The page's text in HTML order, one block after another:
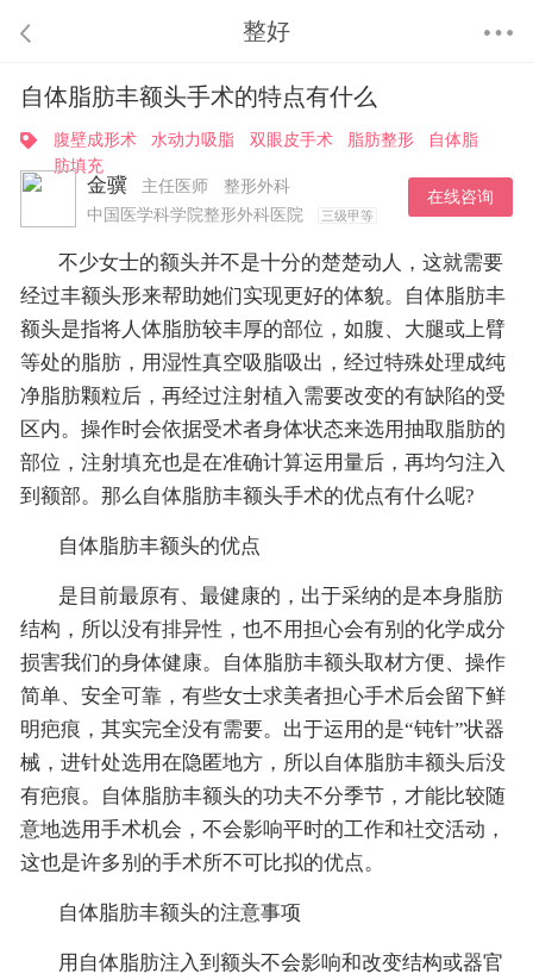
整好
自体脂肪丰额头手术的特点有什么
腹壁成形术 水动力吸脂 双眼皮手术 脂肪整形
自体脂
肪填充
金骥 主任医师
整形外科
中国医学科学院整形外科医院
三级甲等
在线咨询
不少女士的额头并不是十分的楚楚动人，这就需要
经过丰额头形来帮助她们实现更好的体貌。自体脂肪丰
额头是指将人体脂肪较丰厚的部位，如腹、大腿或上臂
等处的脂肪，用湿性真空吸脂吸出，经过特殊处理成纯
净脂肪颗粒后，再经过注射植入需要改变的有缺陷的受
区内。操作时会依据受术者身体状态来选用抽取脂肪的
部位，注射填充也是在准确计算运用量后，再均匀注入
到额部。那么自体脂肪丰额头手术的优点有什么呢?
自体脂肪丰额头的优点
是目前最原有、最健康的，出于采纳的是本身脂肪
结构，所以没有排异性，也不用担心会有别的化学成分
损害我们的身体健康。自体脂肪丰额头取材方便、操作
简单、安全可靠，有些女士求美者担心手术后会留下鲜
明疤痕，其实完全没有需要。出于运用的是“钝针”状器
械，进针处选用在隐匿地方，所以自体脂肪丰额头后没
有疤痕。自体脂肪丰额头的功夫不分季节，才能比较随
意地选用手术机会，不会影响平时的工作和社交活动，
这也是许多别的手术所不可比拟的优点。
自体脂肪丰额头的注意事项
用自体脂肪注入到额头不会影响和改变结构或器官